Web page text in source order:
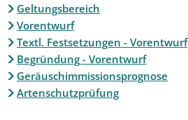
Geltungsbereich
Vorentwurf
Textl. Festsetzungen - Vorentwurf
Begründung - Vorentwurf
Geräuschimmissionsprognose
Artenschutzprüfung